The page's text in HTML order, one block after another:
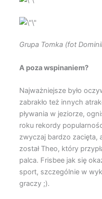
Grupa Tomka (fot
A poza wspinaniem?
Najważniejsze było
zabrakło też innych
pływania w jeziorze,
roku rekordy
zwyczaj bardzo zacięta,
został Theo, który
palca. Frisbee jak się
sport, szczególnie w
graczy ;).